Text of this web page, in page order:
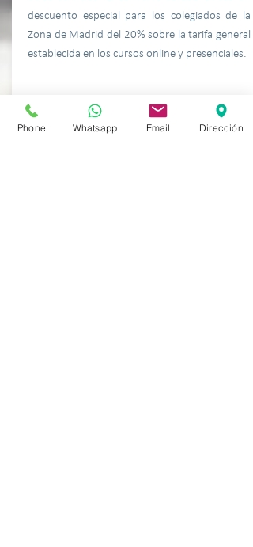
descuento especial para los colegiados de la
Zona de Madrid del 20% sobre la tarifa general
establecida en los cursos online y presenciales.
Phone Whatsapp Email Dirección